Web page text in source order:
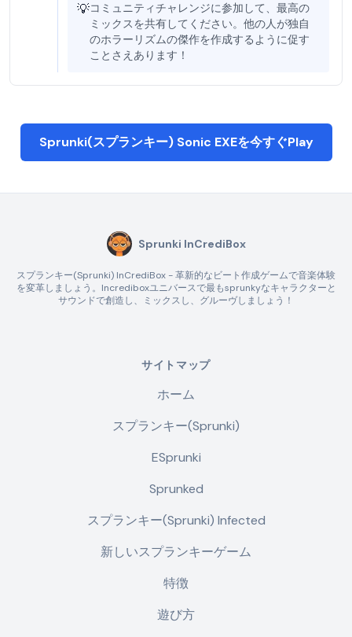
💡コミュニティチャレンジに参加して、最高の
ミックスを共有してください。他の人が独自
のホラーリズムの傑作を作成するように促す
ことさえあります！
Sprunki(スプランキー) Sonic EXEを今すぐPlay
Sprunki InCrediBox
スプランキー(Sprunki) InCrediBox - 革新的なビート作成ゲームで音楽体験
を変革しましょう。Incrediboxユニバースで最もsprunkyなキャラクターと
サウンドで創造し、ミックスし、グルーヴしましょう！
サイトマップ
ホーム
スプランキー(Sprunki)
ESprunki
Sprunked
スプランキー(Sprunki) Infected
新しいスプランキーゲーム
特徴
遊び方